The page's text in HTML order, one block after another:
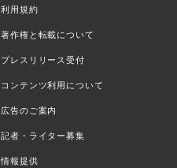
利用規約
著作権と転載について
プレスリリース受付
コンテンツ利用について
広告のご案内
記者・ライター募集
情報提供